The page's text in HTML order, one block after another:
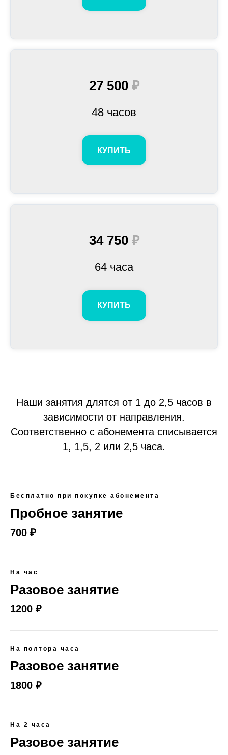
27 500 ₽
48 часов
КУПИТЬ
34 750 ₽
64 часа
КУПИТЬ
Наши занятия длятся от 1 до 2,5 часов в
зависимости от направления.
Соответственно с абонемента списывается
1, 1,5, 2 или 2,5 часа.
Бесплатно при покупке абонемента
Пробное занятие
700 ₽
На час
Разовое занятие
1200 ₽
На полтора часа
Разовое занятие
1800 ₽
На 2 часа
Разовое занятие